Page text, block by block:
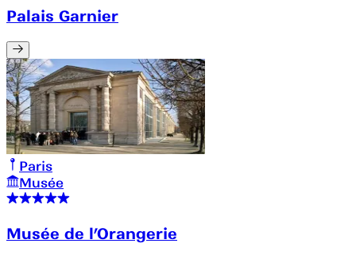
Palais Garnier
Paris
Musée
Musée de l’Orangerie